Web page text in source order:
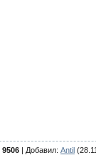
9506 | Добавил: Antil